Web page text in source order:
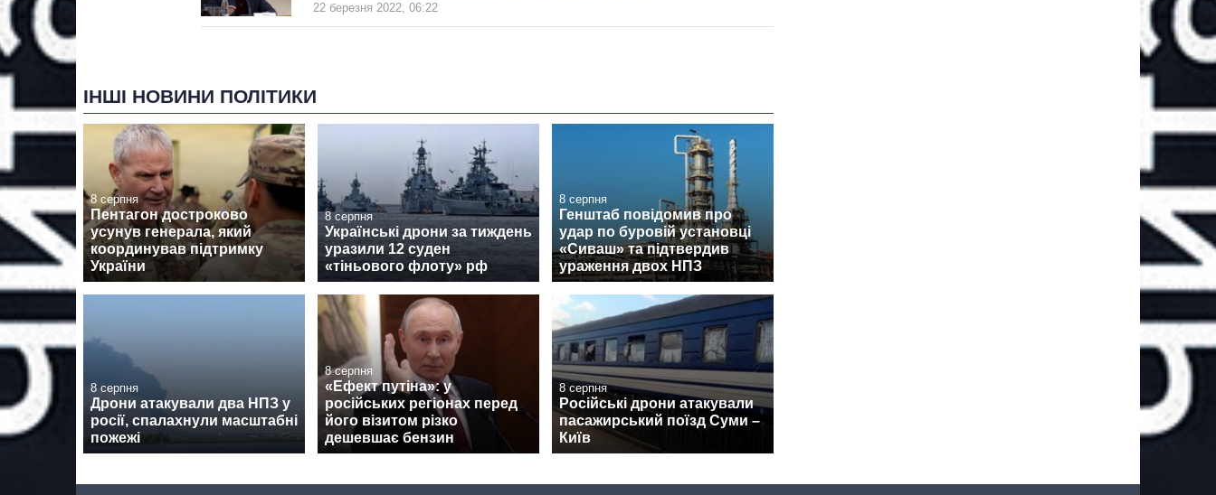
22 березня 2022, 06:22
ІНШІ НОВИНИ ПОЛІТИКИ
8 серпня
Пентагон достроково
усунув генерала, який
координував підтримку
України
8 серпня
Українські дрони за тиждень
уразили 12 суден
«тіньового флоту» рф
8 серпня
Генштаб повідомив про
удар по буровій установці
«Сиваш» та підтвердив
ураження двох НПЗ
8 серпня
Дрони атакували два НПЗ у
росії, спалахнули масштабні
пожежі
8 серпня
«Ефект путіна»: у
російських регіонах перед
його візитом різко
дешевшає бензин
8 серпня
Російські дрони атакували
пасажирський поїзд Суми –
Київ